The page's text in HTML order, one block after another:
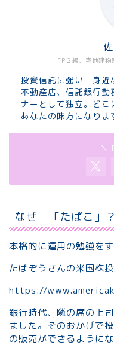
FP２級、宅地建
投資信託に強い「身近
不動産店、信託銀行勤
ナーとして独立。ど
あなたの味方になりま
＼
なぜ 「たぱこ」
本格的に運用の勉強を
たぱぞうさんの米国株
https://
銀行時代、隣の席の上
ました。そのおかげで
の販売ができるようにな